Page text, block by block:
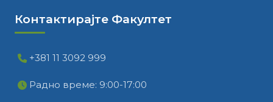
Контактирајте Факултет
+381 11 3092 999
Радно време: 9:00-17:00